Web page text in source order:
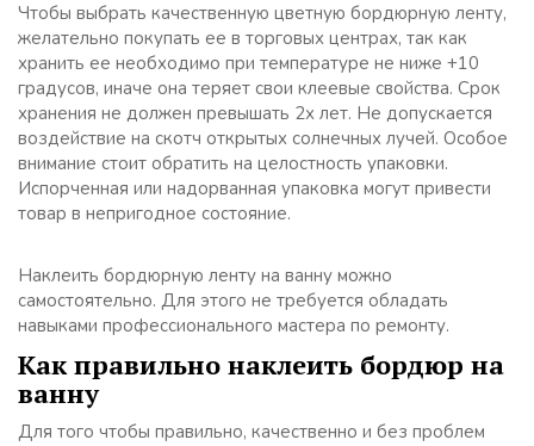
Чтобы выбрать качественную цветную бордюрную ленту,
желательно покупать ее в торговых центрах, так как
хранить ее необходимо при температуре не ниже +10
градусов, иначе она теряет свои клеевые свойства. Срок
хранения не должен превышать 2х лет. Не допускается
воздействие на скотч открытых солнечных лучей. Особое
внимание стоит обратить на целостность упаковки.
Испорченная или надорванная упаковка могут привести
товар в непригодное состояние.
Наклеить бордюрную ленту на ванну можно
самостоятельно. Для этого не требуется обладать
навыками профессионального мастера по ремонту.
Как правильно наклеить бордюр на
ванну
Для того чтобы правильно, качественно и без проблем